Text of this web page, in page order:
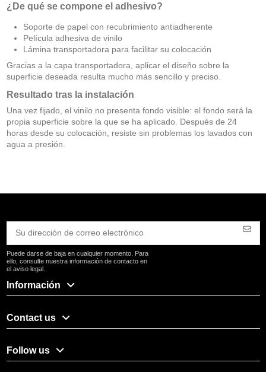
¿De qué se compone el adhesivo?
Soporte de papel con recubrimiento antiadherente
Película adhesiva de vinilo
Lámina transportadora para facilitar su colocación
Gracias a la capa transportadora, aplicar el diseño sobre la
superficie deseada resulta mucho más sencillo y preciso.
Resultado tras la instalación
Una vez fijado, el vinilo no presenta fondo visible: el fondo será la
propia superficie sobre la que se ha aplicado. Después de 24
horas desde su colocación, resiste sin problemas los lavados con
agua a presión.
Puede darse de baja en cualquier momento. Para
ello, consulte nuestra información de contacto en
el aviso legal.
Información
Contact us
Follow us